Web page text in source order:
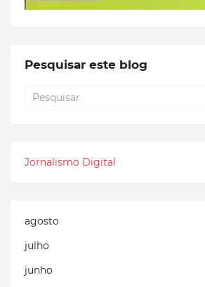
Pesquisar este blog
Jornalismo Digital
agosto
julho
junho